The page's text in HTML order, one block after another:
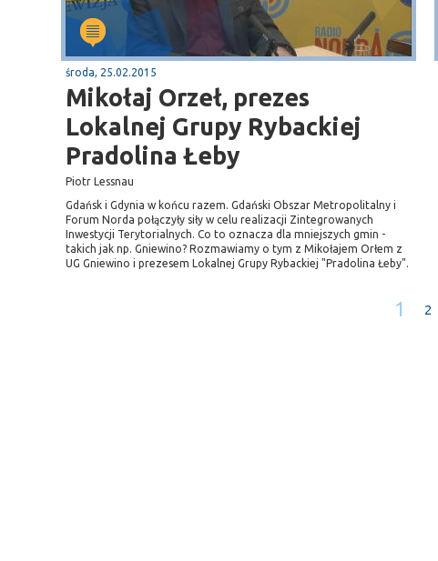
środa, 25.02.2015
Mikołaj Orzeł, prezes
Lokalnej Grupy Rybackiej
Pradolina Łeby
Piotr Lessnau
Gdańsk i Gdynia w końcu razem. Gdański Obszar Metropolitalny i
Forum Norda połączyły siły w celu realizacji Zintegrowanych
Inwestycji Terytorialnych. Co to oznacza dla mniejszych gmin -
takich jak np. Gniewino? Rozmawiamy o tym z Mikołajem Orłem z
UG Gniewino i prezesem Lokalnej Grupy Rybackiej "Pradolina Łeby".
1 2